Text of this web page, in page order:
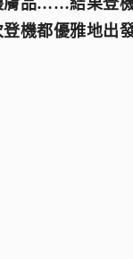
機都優雅地出發